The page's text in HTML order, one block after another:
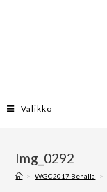
Valikko
Img_0292
> WGC2017 Benalla >